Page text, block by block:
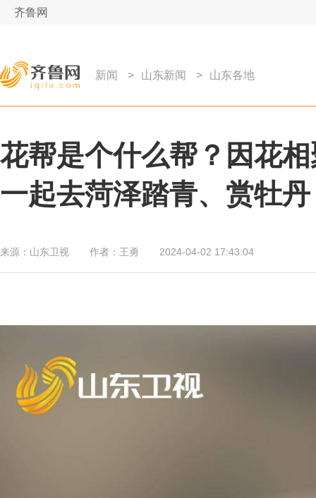
齐鲁网
新闻 > 山东新闻 > 山东各地
花帮是个什么帮？因花
一起去菏泽踏青、赏牡
来源： 山东卫视 作者： 王勇 2024-04-02 17:43:04